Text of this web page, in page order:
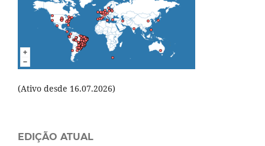
(Ativo desde 16.07.2026)
EDIÇÃO ATUAL